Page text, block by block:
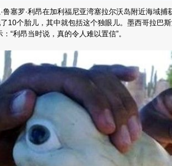
塞罗·利昂在加利福尼亚湾塞拉尔沃岛附近海域捕
10个胎儿，其中就包括这个独眼儿。墨西哥拉巴
“利昂当时说，真的令人难以置信”。